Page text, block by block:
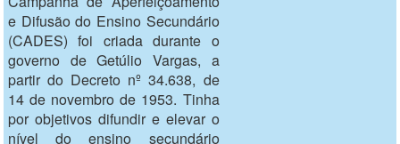
e Difusão do Ensino Secundário
(CADES) foi criada durante o
governo de Getúlio Vargas, a
partir do Decreto nº 34.638, de
14 de novembro de 1953. Tinha
por objetivos difundir e elevar o
nível do ensino secundário